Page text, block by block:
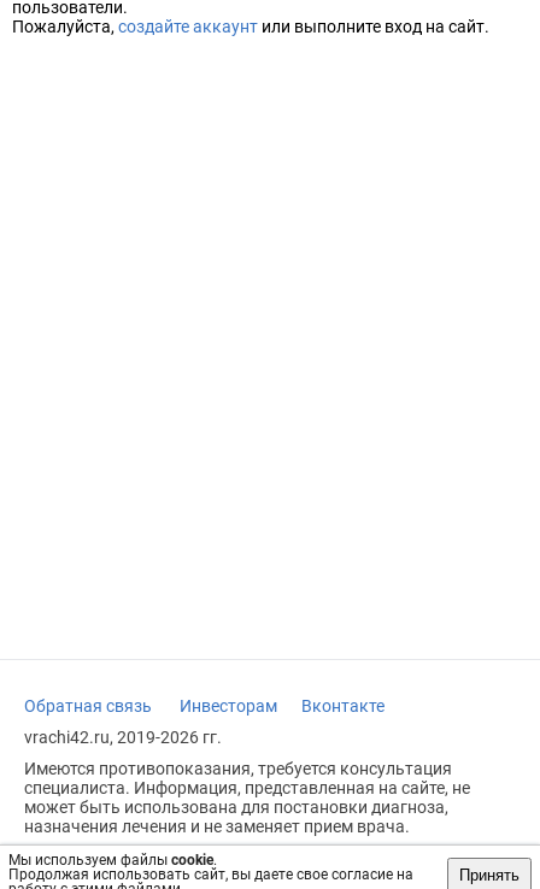
Мы используем файлы cookie.
Продолжая использовать сайт, вы даете свое согласие на
Принять
пользователи.
Пожалуйста, создайте аккаунт или выполните вход на сайт.
Обратная связь Инвесторам
Вконтакте
vrachi42.ru, 2019-2026 гг.
Имеются противопоказания, требуется консультация
специалиста. Информация, представленная на сайте, не
может быть использована для постановки диагноза,
назначения лечения и не заменяет прием врача.
Возрастное ограничение: 18+